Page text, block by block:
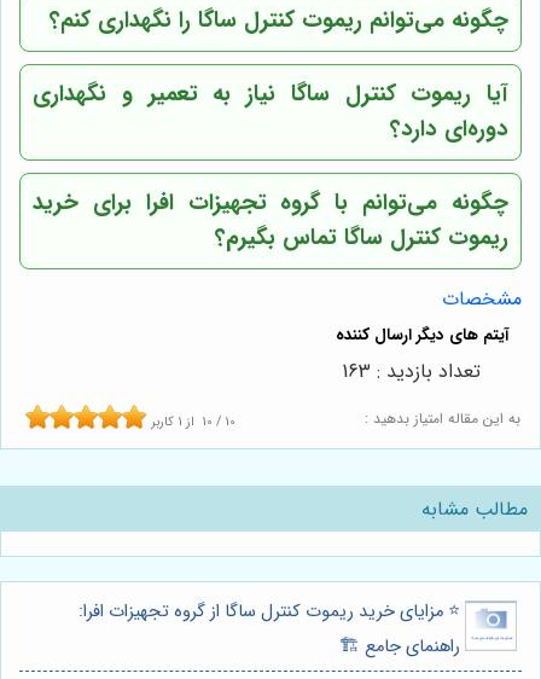
چگونه می‌توانم ریموت کنترل ساگا را نگهداری کنم؟
آیا ریموت کنترل ساگا نیاز به تعمیر و نگهداری
دوره‌ای دارد؟
چگونه می‌توانم باگروه تجهیزات افرا برای خرید
ریموت کنترل ساگا تماس بگیرم؟
مشخصات
به این مقاله امتیاز بدهید : 10 / 10 از 1 کاربر
تعداد بازدید : 163
مطالب مشابه
⭐️ مزایای خرید ریموت کنترل ساگا از گروه تجهیزات افرا:
راهنمای جامع 🏗️